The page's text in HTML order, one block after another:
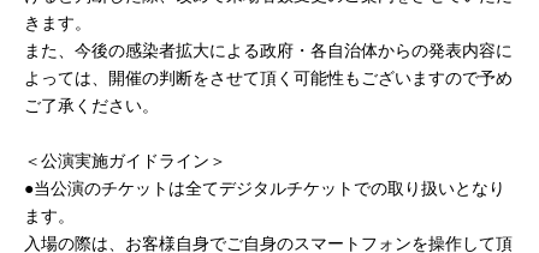
きます。
また、今後の感染者拡大による政府・各自治体からの発表内容に
よっては、開催の判断をさせて頂く可能性もございますので予め
ご了承ください。
＜公演実施ガイドライン＞
●当公演のチケットは全てデジタルチケットでの取り扱いとなり
ます。
入場の際は、お客様自身でご自身のスマートフォンを操作して頂